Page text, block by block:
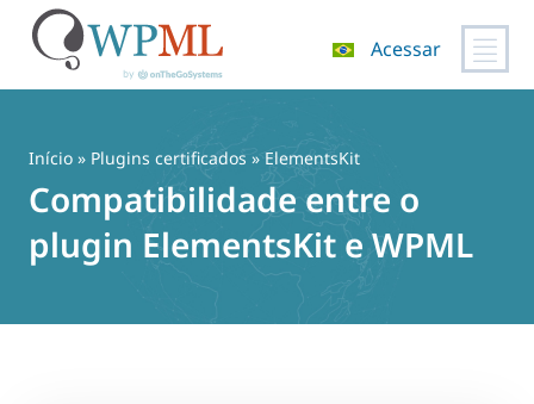
Acessar
Início » Plugins certificados » ElementsKit
Compatibilidade entre o
plugin ElementsKit e WPML